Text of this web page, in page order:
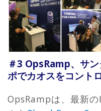
＃3 OpsRamp、サ
ポでカオスをコント
OpsRampは、最新